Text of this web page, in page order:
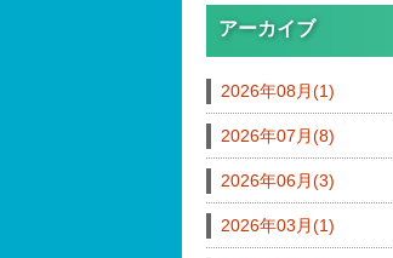
アーカイブ
2026年08月(1)
2026年07月(8)
2026年06月(3)
2026年03月(1)